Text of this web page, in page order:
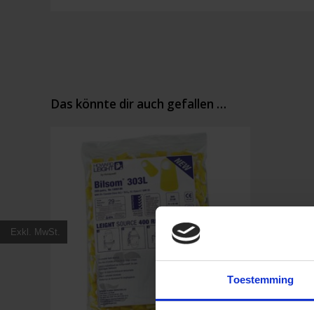
Toestemming
Exkl. MwSt.
Das könnte dir auch gefallen …